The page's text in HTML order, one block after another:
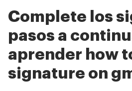
Complete los
pasos a
aprender how
signature on